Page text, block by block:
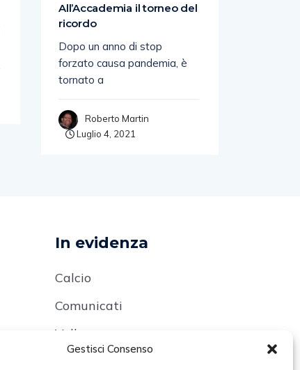
Gestisci Consenso
All’Accademia il torneo del
ricordo
Dopo un anno di stop
forzato causa pandemia, è
tornato a
Roberto Martin
Luglio 4, 2021
In evidenza
Calcio
Comunicati
Volley